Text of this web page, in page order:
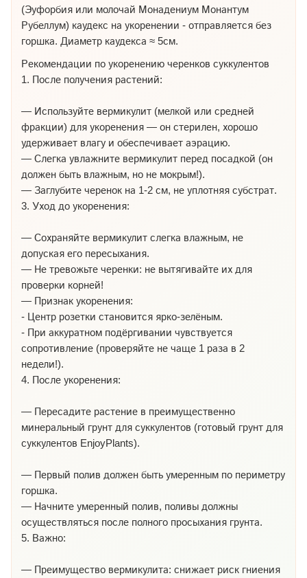
(Эуфорбия или молочай Монадениум Монантум
Рубеллум) каудекс на укоренении - отправляется без
горшка. Диаметр каудекса ≈ 5см.
Рекомендации по укоренению черенков суккулентов
1. После получения растений:
— Используйте вермикулит (мелкой или средней
фракции) для укоренения — он стерилен, хорошо
удерживает влагу и обеспечивает аэрацию.
— Слегка увлажните вермикулит перед посадкой (он
должен быть влажным, но не мокрым!).
— Заглубите черенок на 1-2 см, не уплотняя субстрат.
3. Уход до укоренения:
— Сохраняйте вермикулит слегка влажным, не
допуская его пересыхания.
— Не тревожьте черенки: не вытягивайте их для
проверки корней!
— Признак укоренения:
- Центр розетки становится ярко-зелёным.
- При аккуратном подёргивании чувствуется
сопротивление (проверяйте не чаще 1 раза в 2
недели!).
4. После укоренения:
— Пересадите растение в преимущественно
минеральный грунт для суккулентов (готовый грунт для
суккулентов EnjoyPlants).
— Первый полив должен быть умеренным по периметру
горшка.
— Начните умеренный полив, поливы должны
осуществляться после полного просыхания грунта.
5. Важно:
— Преимущество вермикулита: снижает риск гниения